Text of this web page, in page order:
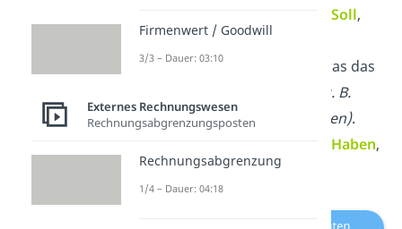
buchst du imSoll,
Abgänge im Haben
Passivkonten
erfassen, was das
(z. B.
Verbindlichkeiten, Darlehen).
Haben,
Abgänge imSoll
Firmenwert / Goodwill
3/3 – Dauer: 03:10
Externes Rechnungswesen
Rechnungsabgrenzungsposten
Rechnungsabgrenzung
1/4 – Dauer: 04:18